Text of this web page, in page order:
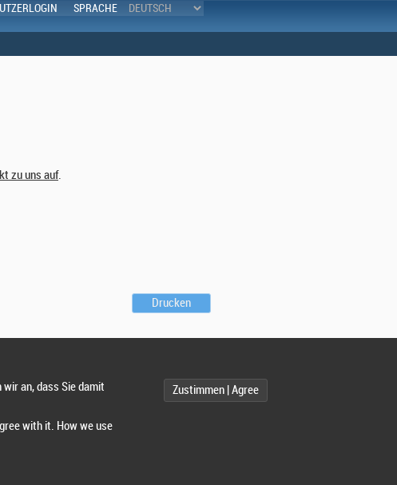
SPRACHE
zu uns auf.
Drucken
Zustimmen | Agree
an, dass Sie damit
with it. How we use